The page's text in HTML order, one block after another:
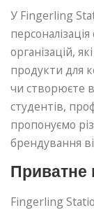
У Fingerling
організацій,
продукти для
чи створюєте
студентів,
пропонуємо
брендування
Приватне
Fingerling